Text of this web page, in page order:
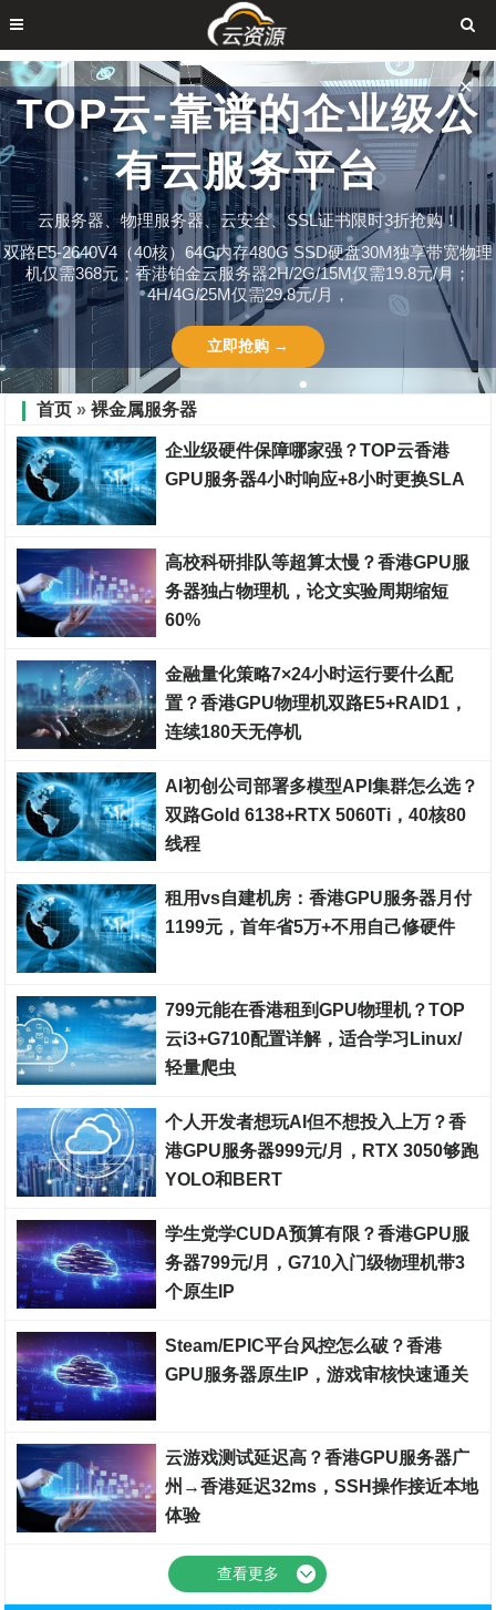
TOP云-靠谱的企业级公
有云服务平台
云服务器、物理服务器、云安全、SSL证书限时3折抢购！
双路E5-2640V4（40核）64G内存480G SSD硬盘30M独享带宽物理
机仅需368元；香港铂金云服务器2H/2G/15M仅需19.8元/月；
4H/4G/25M仅需29.8元/月，
立即抢购 →
✕
首页 »裸金属服务器
企业级硬件保障哪家强？TOP云香港
GPU服务器4小时响应+8小时更换SLA
高校科研排队等超算太慢？香港GPU服
务器独占物理机，论文实验周期缩短
60%
金融量化策略7×24小时运行要什么配
置？香港GPU物理机双路E5+RAID1，
连续180天无停机
AI初创公司部署多模型API集群怎么选？
双路Gold 6138+RTX 5060Ti，40核80
线程
租用vs自建机房：香港GPU服务器月付
1199元，首年省5万+不用自己修硬件
799元能在香港租到GPU物理机？TOP
云i3+G710配置详解，适合学习Linux/
轻量爬虫
个人开发者想玩AI但不想投入上万？香
港GPU服务器999元/月，RTX 3050够跑
YOLO和BERT
学生党学CUDA预算有限？香港GPU服
务器799元/月，G710入门级物理机带3
个原生IP
Steam/EPIC平台风控怎么破？香港
GPU服务器原生IP，游戏审核快速通关
云游戏测试延迟高？香港GPU服务器广
州→香港延迟32ms，SSH操作接近本地
体验
查看更多